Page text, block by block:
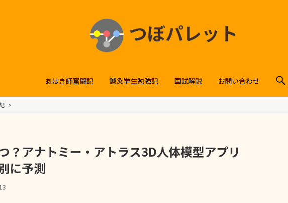
あはき師奮闘記 鍼灸学生勉強記 国試解説 お問い合わせ
？アナトミー・アトラス3D人体模型アプリ
に予測